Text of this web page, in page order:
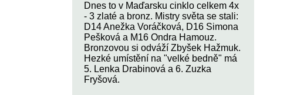
Dnes to v Maďarsku cinklo celkem 4x
- 3 zlaté a bronz. Mistry světa se stali:
D14 Anežka Voráčková, D16 Simona
Pešková a M16 Ondra Hamouz.
Bronzovou si odváží Zbyšek Hažmuk.
Hezké umístění na "velké bedně" má
5. Lenka Drabinová a 6. Zuzka
Fryšová.